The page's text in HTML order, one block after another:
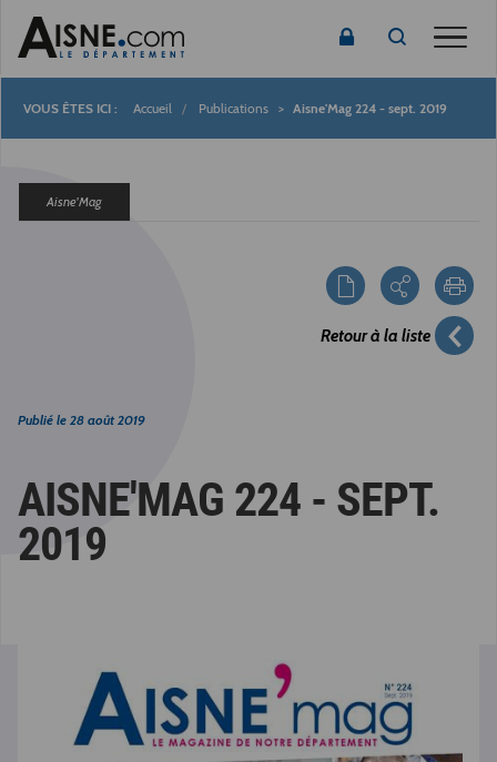
Fil
d'Ariane
Accueil Publications Aisne'Mag 224 - sept. 2019
Aisne'Mag
Retour à la liste
Publié le 28 août 2019
AISNE'MAG 224 - SEPT.
2019